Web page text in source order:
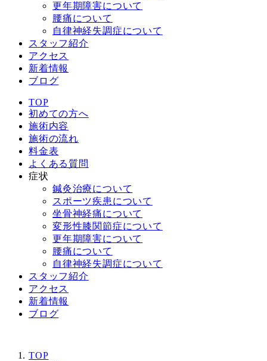
更年期障害について
腰痛について
自律神経失調症について
スタッフ紹介
アクセス
新着情報
ブログ
TOP
初めての方へ
施術内容
施術の流れ
料金表
よくある質問
症状
鍼灸治療について
スポーツ疾患について
坐骨神経痛について
変形性膝関節症について
更年期障害について
腰痛について
自律神経失調症について
スタッフ紹介
アクセス
新着情報
ブログ
TOP